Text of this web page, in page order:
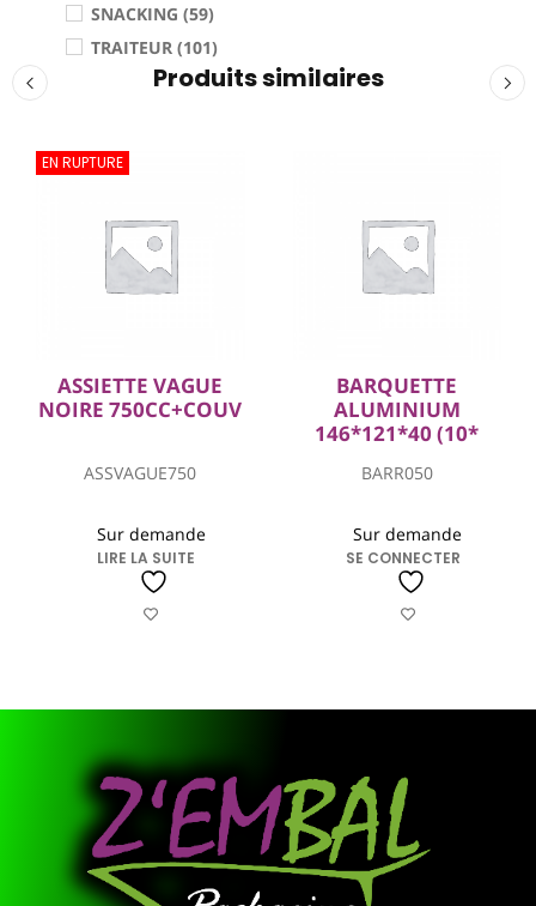
SNACKING (59)
TRAITEUR (101)
Produits similaires
EN RUPTURE
ASSIETTE VAGUE
NOIRE 750CC+COUV
ASSVAGUE750
Sur demande
LIRE LA SUITE
BARQUETTE
ALUMINIUM
146*121*40 (10*
BARR050
Sur demande
SE CONNECTER